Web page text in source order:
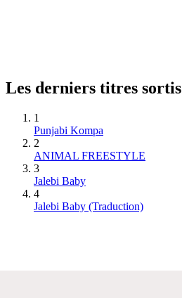
Les derniers titres sortis
1
Punjabi Kompa
2
ANIMAL FREESTYLE
3
Jalebi Baby
4
Jalebi Baby (Traduction)